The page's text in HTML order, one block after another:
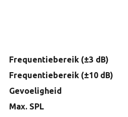
Frequentiebereik (±3 dB)
Frequentiebereik (±10 dB)
Gevoeligheid
Max. SPL